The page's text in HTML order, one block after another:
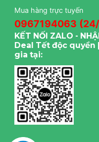
Mua hàng trực tuyến
0967194063
KẾT NỐI ZALO -
Deal Tết độc quyền
gia tại: